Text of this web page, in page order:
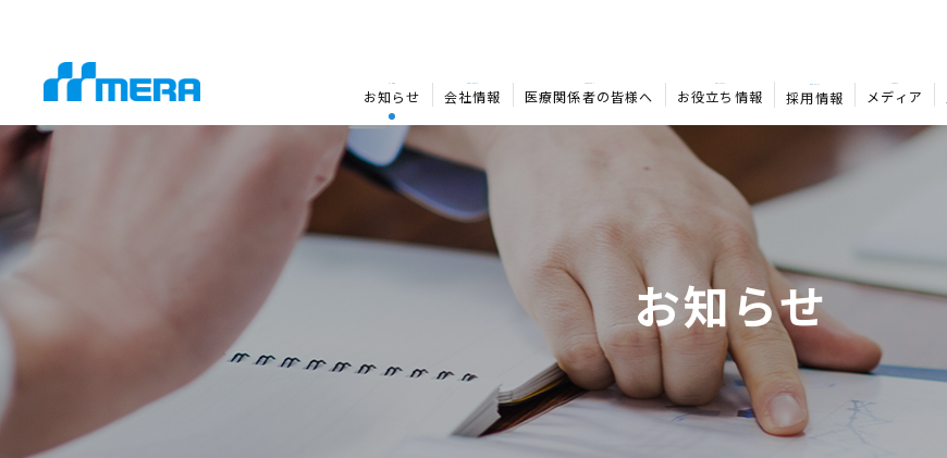
お知らせ 会社情報 医療関係者の皆様へ お役立ち情報 採用情報 メディア
お知らせ